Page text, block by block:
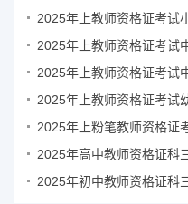
2025年上教师资格证考试
2025年上教师资格证考试
2025年上教师资格证考试
2025年上教师资格证考试
2025年上粉笔教师资格证
2025年高中教师资格证科
2025年初中教师资格证科